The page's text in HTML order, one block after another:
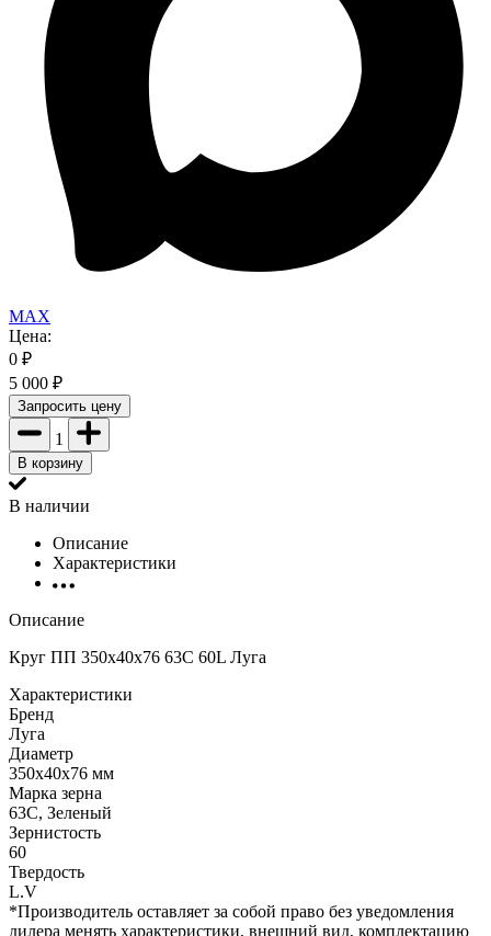
MAX
Цена:
0 ₽
5 000 ₽
Запросить цену
1
В корзину
В наличии
Описание
Характеристики
Описание
Круг ПП 350х40х76 63С 60L Луга
Характеристики
Бренд
Луга
Диаметр
350х40х76 мм
Марка зерна
63С, Зеленый
Зернистость
60
Твердость
L.V
*Производитель оставляет за собой право без уведомления
дилера менять характеристики, внешний вид, комплектацию